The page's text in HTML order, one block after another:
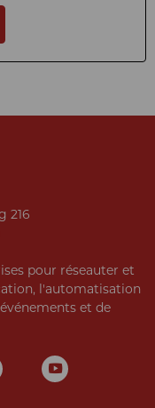
216
pour réseauter et
l'automatisation
et de